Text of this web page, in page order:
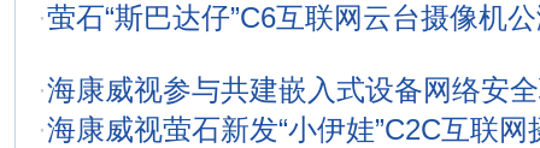
·萤石“斯巴达仔”C6互联网云台摄像机
·海康威视参与共建嵌入式设备网络安
·海康威视萤石新发“小伊娃”C2C互联网